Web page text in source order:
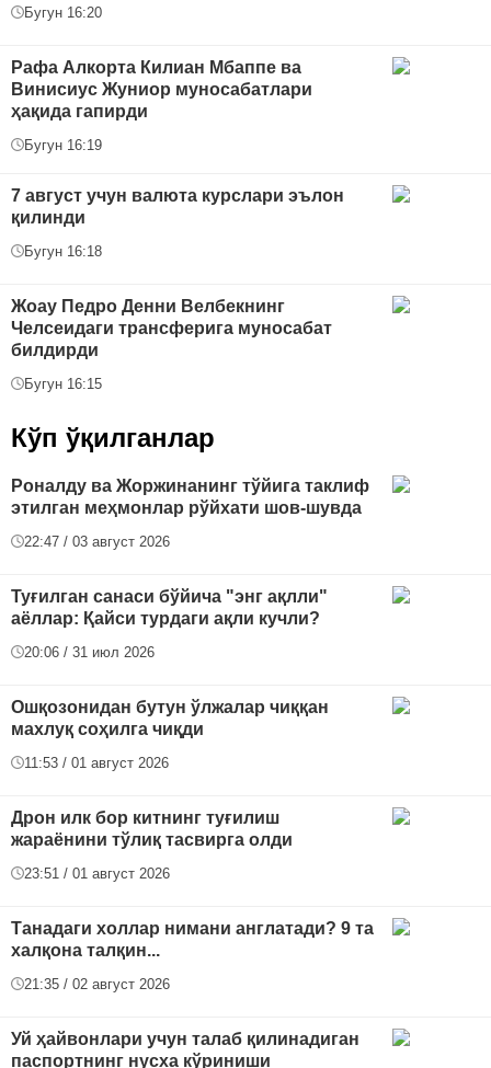
Бугун 16:20
Рафа Алкорта Килиан Мбаппе ва
Винисиус Жуниор муносабатлари
ҳақида гапирди
Бугун 16:19
7 август учун валюта курслари эълон
қилинди
Бугун 16:18
Жоау Педро Денни Велбекнинг
Челсеидаги трансферига муносабат
билдирди
Бугун 16:15
Кўп ўқилганлар
Роналду ва Жоржинанинг тўйига таклиф
этилган меҳмонлар рўйхати шов-шувда
22:47 / 03 август 2026
Туғилган санаси бўйича "энг ақлли"
аёллар: Қайси турдаги ақли кучли?
20:06 / 31 июл 2026
Ошқозонидан бутун ўлжалар чиққан
махлуқ соҳилга чиқди
11:53 / 01 август 2026
Дрон илк бор китнинг туғилиш
жараёнини тўлиқ тасвирга олди
23:51 / 01 август 2026
Танадаги холлар нимани англатади? 9 та
халқона талқин...
21:35 / 02 август 2026
Уй ҳайвонлари учун талаб қилинадиган
паспортнинг нусха кўриниши